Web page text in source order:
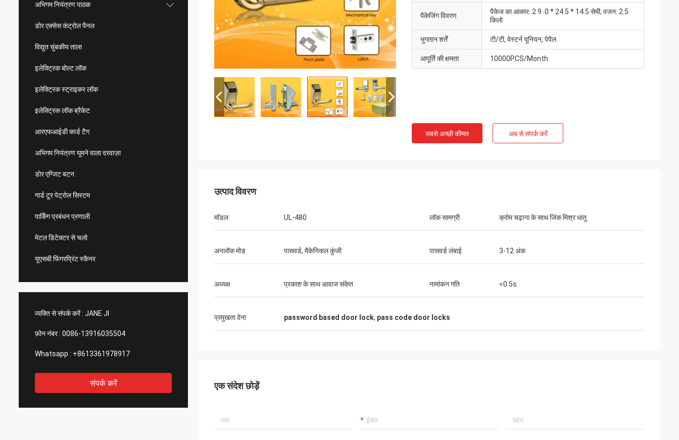
अभिगम नियंत्रण पाठक
डोर एक्सेस कंट्रोल पैनल
विद्युत चुंबकीय ताला
इलेक्ट्रिक बोल्ट लॉक
इलेक्ट्रिक स्ट्राइकर लॉक
इलेक्ट्रिक लॉक ब्रैकेट
आरएफआईडी कार्ड टैग
अभिगम नियंत्रण घूमने वाला दरवाज़ा
डोर एग्जिट बटन
गार्ड टूर पेट्रोल सिस्टम
पार्किंग प्रबंधन प्रणाली
मेटल डिटेक्टर से चलो
यूएसबी फिंगरप्रिंट स्कैनर
व्यक्ति से संपर्क करें : JANE JI
फ़ोन नंबर : 0086-13916035504
Whatsapp : +8613361978917
संपर्क करें
पैकेजिंग विवरण
पैकेज का आकार: 2 9 .0 * 24.5 * 14.5 सेमी; वजन: 2.5
किलो
भुगतान शर्तें टी/टी, वेस्टर्न यूनियन, पेपैल
आपूर्ति की क्षमता 10000PCS/Month
सबसे अच्छी कीमत अब से संपर्क करें
उत्पाद विवरण
मॉडल UL-480 लॉक सामग्री क्रोम चढ़ाना के साथ जिंक मिश्र धातु
अनलॉक मोड पासवर्ड, मैकेनिकल कुंजी पासवर्ड लंबाई 3-12 अंक
अध्यक्ष प्रकाश के साथ आवाज संकेत नामांकन गति <0.5s
प्रमुखता देना password based door lock, pass code door locks
एक संदेश छोड़ें